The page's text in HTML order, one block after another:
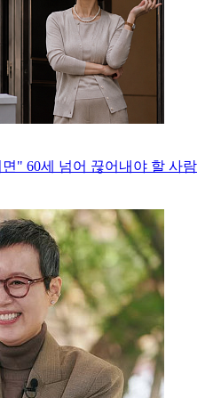
" 60세 넘어 끊어내야 할 사람